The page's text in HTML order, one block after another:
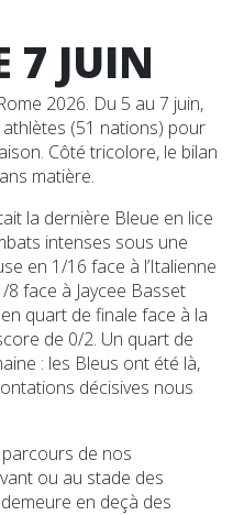
7 JUIN
2026. Du 5 au 7 juin,
(51 nations) pour
Côté tricolore, le bilan
matière.
la dernière Bleue en lice
intenses sous une
en 1/16 face à l’Italienne
face à Jaycee Basset
quart de finale face à la
de 0/2. Un quart de
: les Bleus ont été là,
décisives nous
de nos
ou au stade des
en deçà des